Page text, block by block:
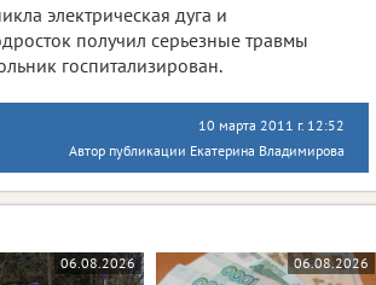
электрическая дуга и
получил серьезные травмы
госпитализирован.
10 марта 2011 г. 12:52
Автор публикации Екатерина Владимирова
06.08.2026 06.08.2026